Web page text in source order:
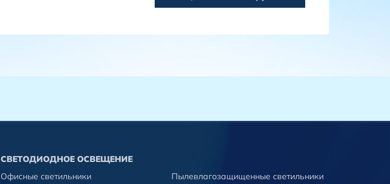
СВЕТОДИОДНОЕ ОСВЕЩЕНИЕ
Офисные светильники
Пылевлагозащищенные светильники